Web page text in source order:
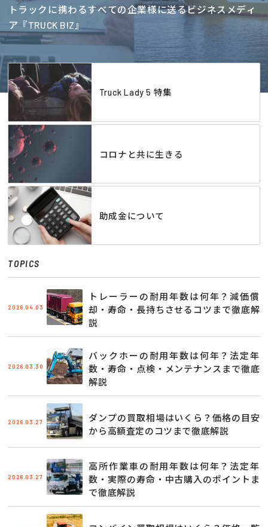
トラックに携わるすべての企業様に送るビジネスメディ
ア『TRUCK BIZ』
Truck Lady 5 特集
コロナと共に生きる
助成金について
TOPICS
2026.04.03
トレーラーの耐用年数は何年？減価償
却・寿命・長持ちさせるコツまで徹底解
説
2026.03.30
バックホーの耐用年数は何年？法定年
数・寿命・点検・メンテナンスまで徹底
解説
2026.03.27
ダンプの買取相場はいくら？価格の目安
から高額査定のコツまで徹底解説
2026.03.27
高所作業車の耐用年数は何年？法定年
数・実際の寿命・中古購入のポイントま
で徹底解説